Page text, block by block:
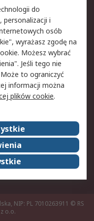
dotycząca
cookie
witryny
Sprzedaży
na świecie
dla RS
NIP: PL 7010263911 © RS
o.o.
do
personalizacji i
osób
wyrażasz zgodę na
Możesz wybrać
Jeśli tego nie
to ograniczyć
informacji można
plików cookie.